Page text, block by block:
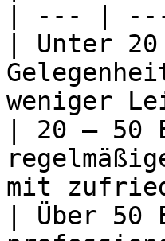
| --- |
| Unter
weniger
| 20 – 50
mit
| Über 50